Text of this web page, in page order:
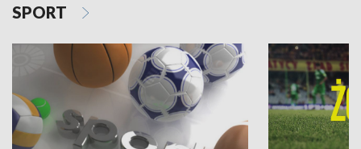
SPORT